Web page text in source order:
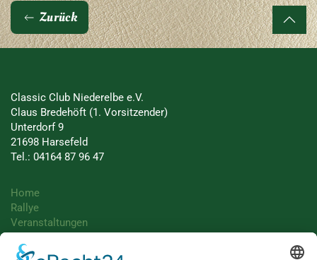
Zurück
Classic Club Niederelbe e.V.
Claus Bredehöft (1. Vorsitzender)
Unterdorf 9
21698 Harsefeld
Tel.: 04164 87 96 47
Home
Rallye
Veranstaltungen
Bildarchiv